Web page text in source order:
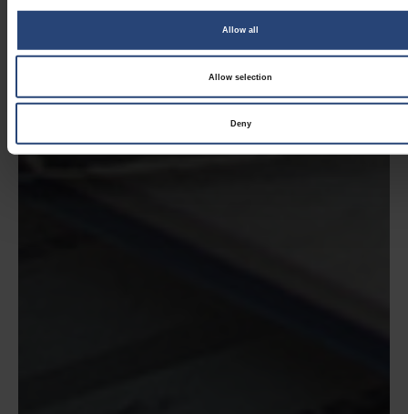
Allow all
Allow selection
Deny